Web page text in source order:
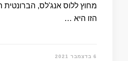
מחוץ ללוס אנג'לס,
הזו היא …
6 בדצמבר 2021